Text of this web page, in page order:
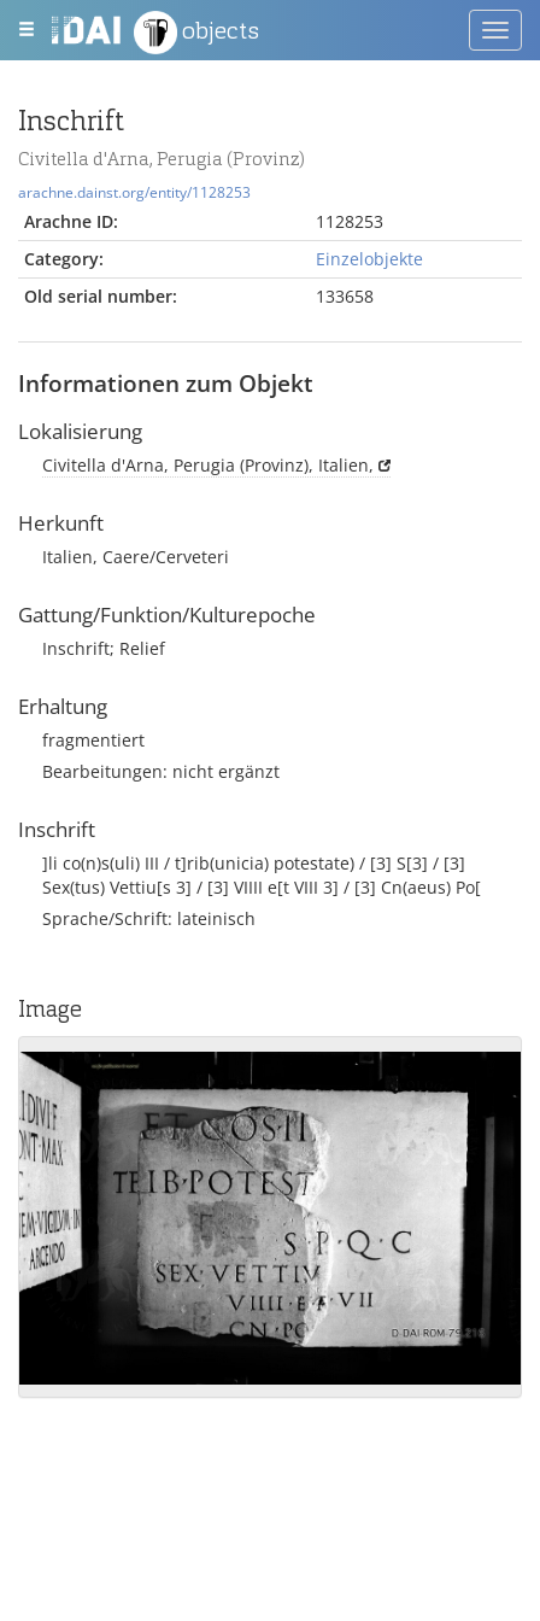
objects
Inschrift
Civitella d'Arna, Perugia (Provinz)
arachne.dainst.org/entity/1128253
Arachne ID:
1128253
Category:
Einzelobjekte
Old serial number:
133658
Informationen zum Objekt
Lokalisierung
Civitella d'Arna, Perugia (Provinz), Italien,
Herkunft
Italien, Caere/Cerveteri
Gattung/Funktion/Kulturepoche
Inschrift; Relief
Erhaltung
fragmentiert
Bearbeitungen: nicht ergänzt
Inschrift
]li co(n)s(uli) III / t]rib(unicia) potestate) / [3] S[3] / [3]
Sex(tus) Vettiu[s 3] / [3] VIIII e[t VIII 3] / [3] Cn(aeus) Po[
Sprache/Schrift: lateinisch
Image